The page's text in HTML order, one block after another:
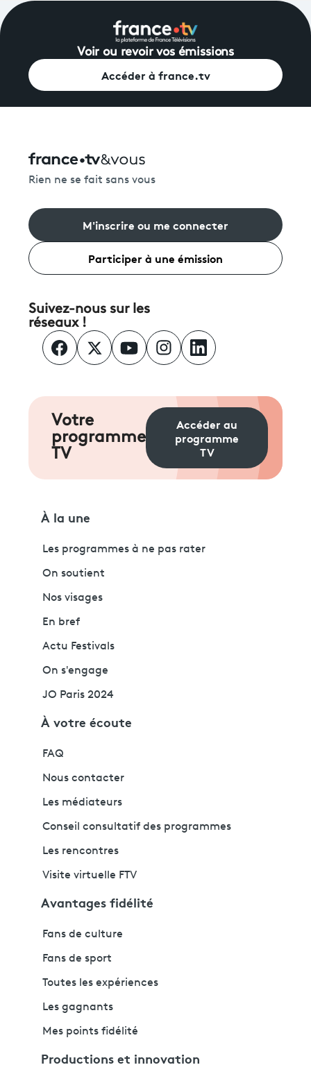
Voir ou revoir vos émissions
Accéder à france.tv
Rien ne se fait sans vous
M'inscrire ou me connecter
Participer à une émission
Suivez-nous sur les
réseaux !
Votre
programme
TV
Accéder au
programme
TV
À la une
Les programmes à ne pas rater
On soutient
Nos visages
En bref
Actu Festivals
On s'engage
JO Paris 2024
À votre écoute
FAQ
Nous contacter
Les médiateurs
Conseil consultatif des programmes
Les rencontres
Visite virtuelle FTV
Avantages fidélité
Fans de culture
Fans de sport
Toutes les expériences
Les gagnants
Mes points fidélité
Productions et innovation